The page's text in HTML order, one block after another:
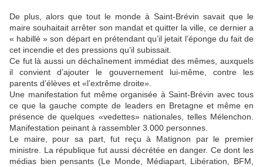
De plus, alors que tout le monde à Saint-Brévin savait que le
maire souhaitait arrêter son mandat et quitter la ville, ce dernier a
« habillé » son départ en prétendant qu’il jetait l’éponge du fait de
cet incendie et des pressions qu’il subissait.
Ce fut là aussi un déchaînement immédiat des mêmes, auxquels
il convient d’ajouter le gouvernement lui-même, contre les
parents d’élèves et «l’extrême droite».
Une manifestation fut même organisée à Saint-Brévin avec tous
ce que la gauche compte de leaders en Bretagne et même en
présence de quelques «vedettes» nationales, telles Mélenchon.
Manifestation peinant à rassembler 3.000 personnes.
Le maire, pour sa part, fut reçu à Matignon par le premier
ministre. La république fut aussi décrétée en danger. Ce dont les
médias bien pensants (Le Monde, Médiapart, Libération, BFM,